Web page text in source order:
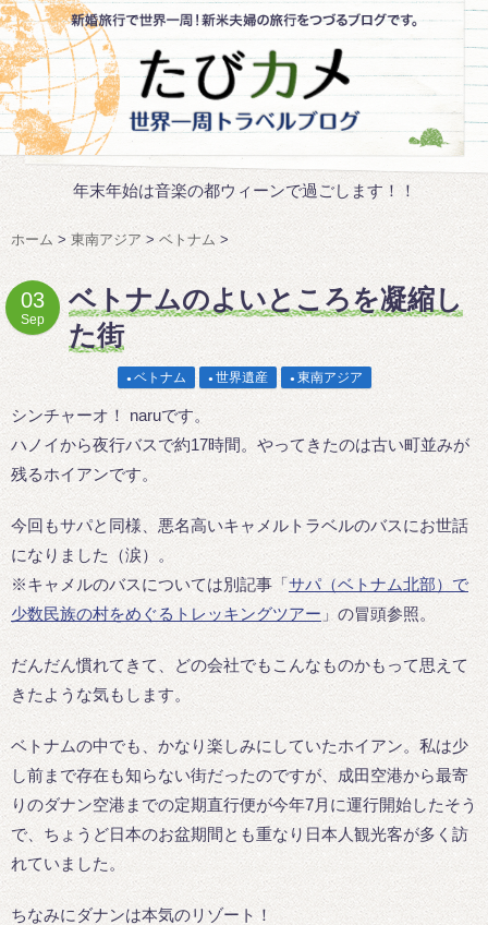
年末年始は音楽の都ウィーンで過ごします！！
ホーム >東南アジア > ベトナム >
03
Sep
ベトナムのよいところを凝縮し
た街
ベトナム 世界遺産 東南アジア
シンチャーオ！ naruです。
ハノイから夜行バスで約17時間。やってきたのは古い町並みが
残るホイアンです。
今回もサパと同様、悪名高いキャメルトラベルのバスにお世話
になりました（涙）。
※キャメルのバスについては別記事「サパ（ベトナム北部）で
少数民族の村をめぐるトレッキングツアー 」の冒頭参照。
だんだん慣れてきて、どの会社でもこんなものかもって思えて
きたような気もします。
ベトナムの中でも、かなり楽しみにしていたホイアン。私は少
し前まで存在も知らない街だったのですが、成田空港から最寄
りのダナン空港までの定期直行便が今年7月に運行開始したそう
で、ちょうど日本のお盆期間とも重なり日本人観光客が多く訪
れていました。
ちなみにダナンは本気のリゾート！